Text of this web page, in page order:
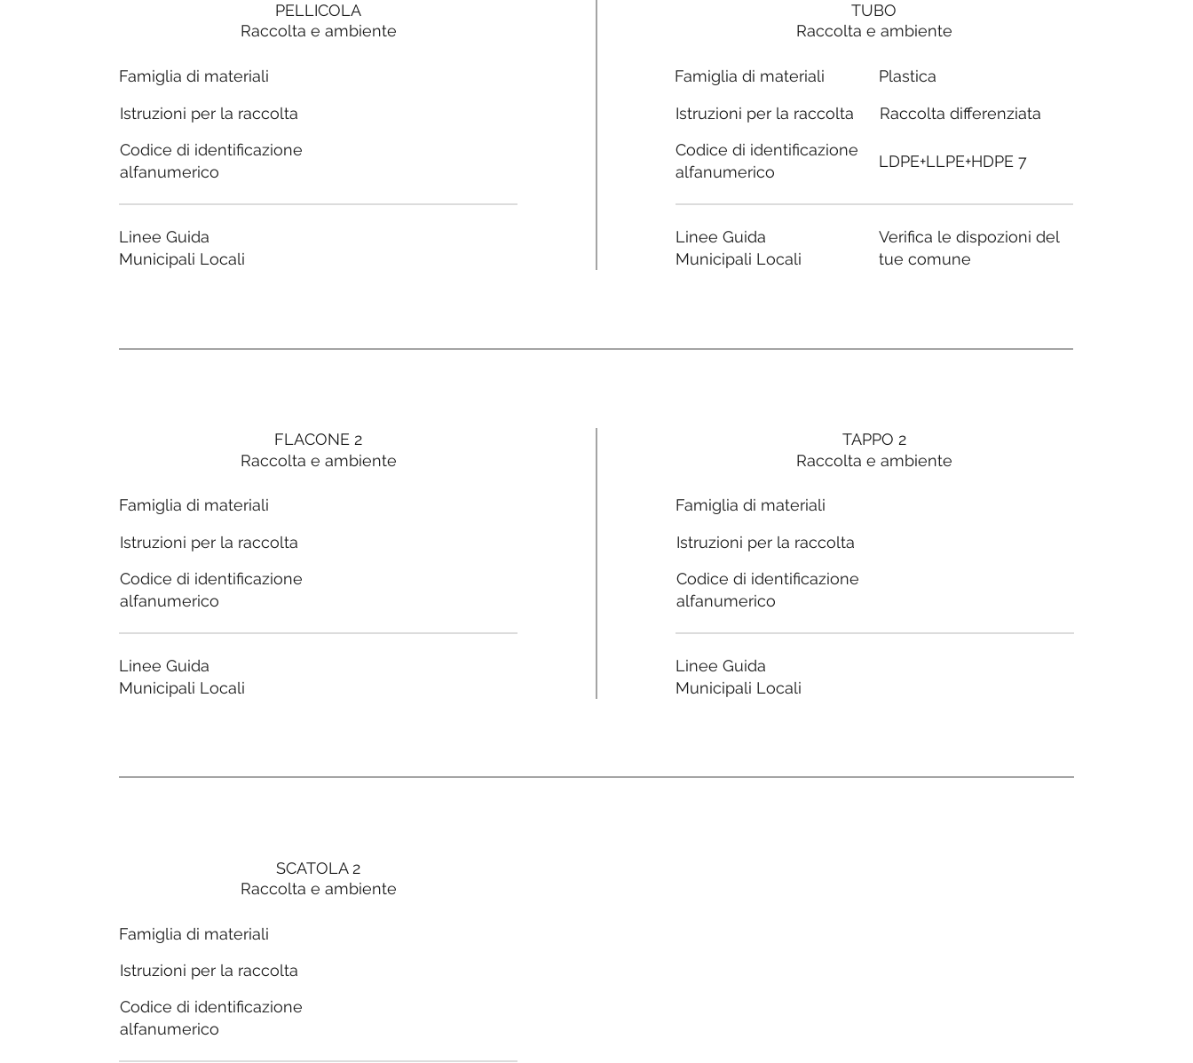
PELLICOLA
Raccolta e ambiente
Famiglia di materiali
Istruzioni per la raccolta
Codice di identificazione
alfanumerico
Linee Guida
Municipali Locali
FLACONE 2
Raccolta e ambiente
Famiglia di materiali
Istruzioni per la raccolta
Codice di identificazione
alfanumerico
Linee Guida
Municipali Locali
SCATOLA 2
Raccolta e ambiente
Famiglia di materiali
Istruzioni per la raccolta
Codice di identificazione
alfanumerico
TUBO
Raccolta e ambiente
Famiglia di materiali
Istruzioni per la raccolta
Codice di identificazione
alfanumerico
Linee Guida
Municipali Locali
Plastica
Raccolta differenziata
LDPE+LLPE+HDPE 7
Verifica le dispozioni del
tue comune
TAPPO 2
Raccolta e ambiente
Famiglia di materiali
Istruzioni per la raccolta
Codice di identificazione
alfanumerico
Linee Guida
Municipali Locali